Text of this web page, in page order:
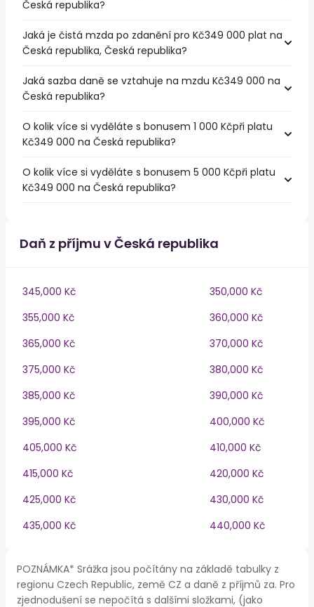
Česká republika?
Jaká je čistá mzda po zdanění pro Kč349 000 plat na
Česká republika, Česká republika?
Jaká sazba daně se vztahuje na mzdu Kč349 000 na
Česká republika?
O kolik více si vyděláte s bonusem 1 000 Kčpři platu
Kč349 000 na Česká republika?
O kolik více si vyděláte s bonusem 5 000 Kčpři platu
Kč349 000 na Česká republika?
Daň z příjmu v Česká republika
345,000 Kč
350,000 Kč
355,000 Kč
360,000 Kč
365,000 Kč
370,000 Kč
375,000 Kč
380,000 Kč
385,000 Kč
390,000 Kč
395,000 Kč
400,000 Kč
405,000 Kč
410,000 Kč
415,000 Kč
420,000 Kč
425,000 Kč
430,000 Kč
435,000 Kč
440,000 Kč
POZNÁMKA* Srážka jsou počítány na základě tabulky z
regionu Czech Republic, země CZ a daně z příjmů za. Pro
zjednodušení se nepočítá s dalšími složkami, (jako